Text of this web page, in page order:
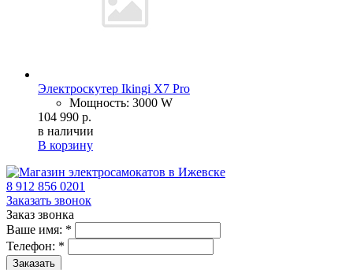
Электроскутер Ikingi X7 Pro
Мощность: 3000 W
104 990 р.
в наличии
В корзину
8 912 856 0201
Заказать звонок
Заказ звонка
Ваше имя: *
Телефон: *
Заказать